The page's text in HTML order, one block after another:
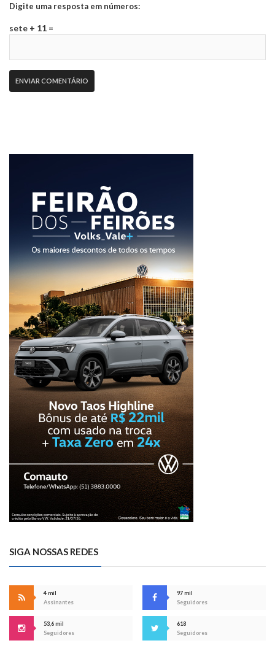
Digite uma resposta em números:
sete + 11 =
SIGA NOSSAS REDES
4 mil
Assinantes
97 mil
Seguidores
53,6 mil
Seguidores
618
Seguidores